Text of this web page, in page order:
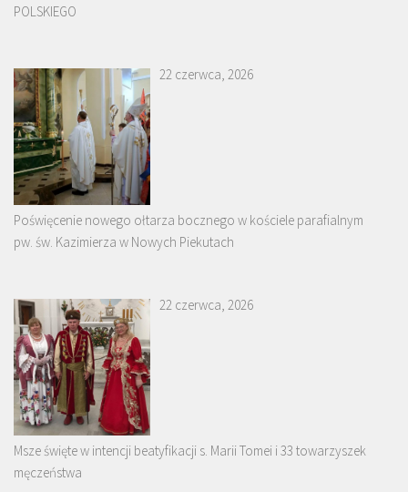
POLSKIEGO
22 czerwca, 2026
Poświęcenie nowego ołtarza bocznego w kościele parafialnym
pw. św. Kazimierza w Nowych Piekutach
22 czerwca, 2026
Msze święte w intencji beatyfikacji s. Marii Tomei i 33 towarzyszek
męczeństwa